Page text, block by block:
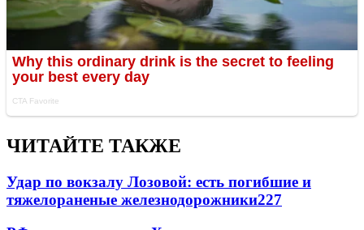
ЧИТАЙТЕ ТАКЖЕ
Удар по вокзалу Лозовой: есть погибшие и
тяжелораненые железнодорожники227